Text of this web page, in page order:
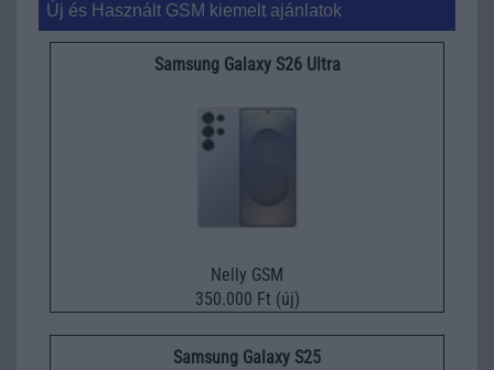
Új és Használt GSM kiemelt ajánlatok
Samsung Galaxy S26 Ultra
Nelly GSM
350.000 Ft (új)
Samsung Galaxy S25